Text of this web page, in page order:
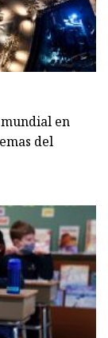
en
del